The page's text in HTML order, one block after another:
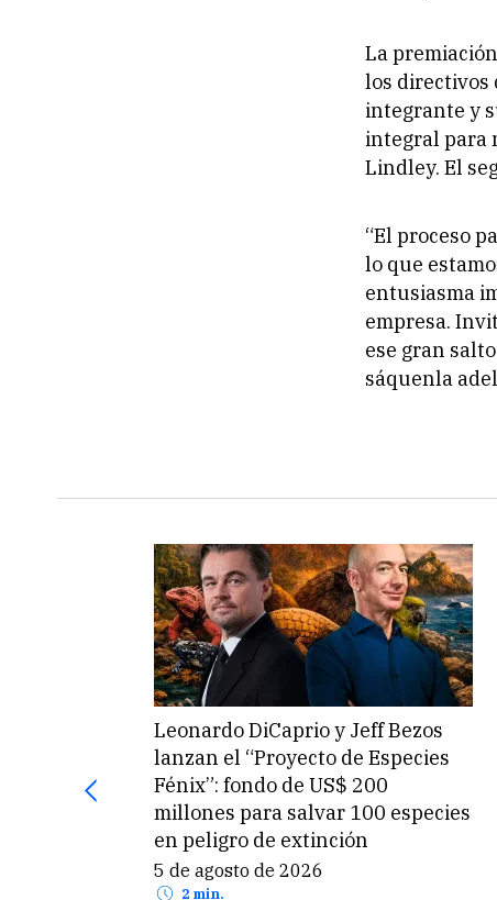
La
los directivos
integrante y
integral para
Lindley. El
“El proceso
lo que
entusiasma
empresa.
ese gran
sáquenla
Leonardo DiCaprio y Jeff Bezos
lanzan el “Proyecto de Especies
Fénix”: fondo de US$ 200
millones para salvar 100 especies
en peligro de extinción
5 de agosto de 2026
2 min.